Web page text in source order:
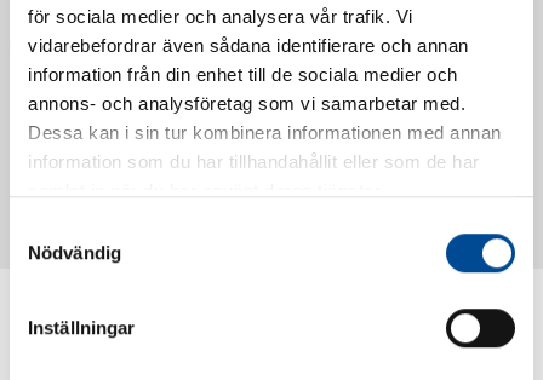
för sociala medier och analysera vår trafik. Vi
vidarebefordrar även sådana identifierare och annan
information från din enhet till de sociala medier och
annons- och analysföretag som vi samarbetar med.
Dessa kan i sin tur kombinera informationen med annan
information som du har tillhandahållit eller som de har
Nödvändig
Inställningar
Vattendoserare Mixometer
62385
Spårkniv Mördarsnigeln
62617